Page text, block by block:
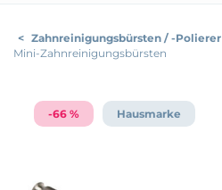
< Zahnreinigungsbürsten / -Polierer
Mini-Zahnreinigungsbürsten
-66 % Hausmarke